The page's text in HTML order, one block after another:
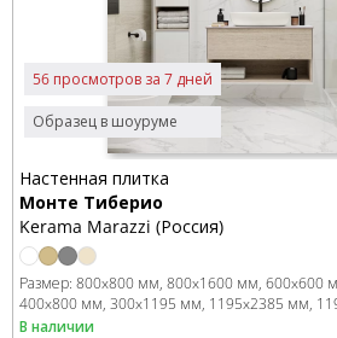
Образец в шоуруме
56 просмотров за 7 дней
Настенная плитка
Монте Тиберио
Kerama Marazzi (Россия)
Размер: 800x800 мм 800x1600 мм 600x600
400x800 мм 300x1195 мм 1195x2385 мм
В наличии